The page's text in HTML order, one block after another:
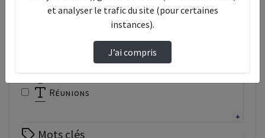
Réunions
Mots clés
et analyser le trafic du site (pour certaines
instances).
J’ai compris